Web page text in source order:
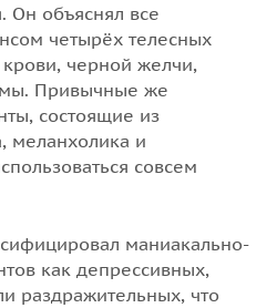
Он объяснял все
четырёх телесных
черной желчи,
Привычные же
состоящие из
меланхолика и
совсем
маниакально-
как депрессивных,
раздражительных, что